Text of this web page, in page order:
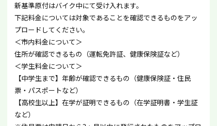
新基準原付はバイク中にて受け入れます。
下記料金については対象であることを確認できるものをアッ
プロードしてください。
＜市内料金について＞
住所が確認できるもの（運転免許証、健康保険証など）
＜学生料金について＞
【中学生まで】年齢が確認できるもの（健康保険証・住民
票・パスポートなど）
【高校生以上】在学が証明できるもの（在学証明書・学生証
など）